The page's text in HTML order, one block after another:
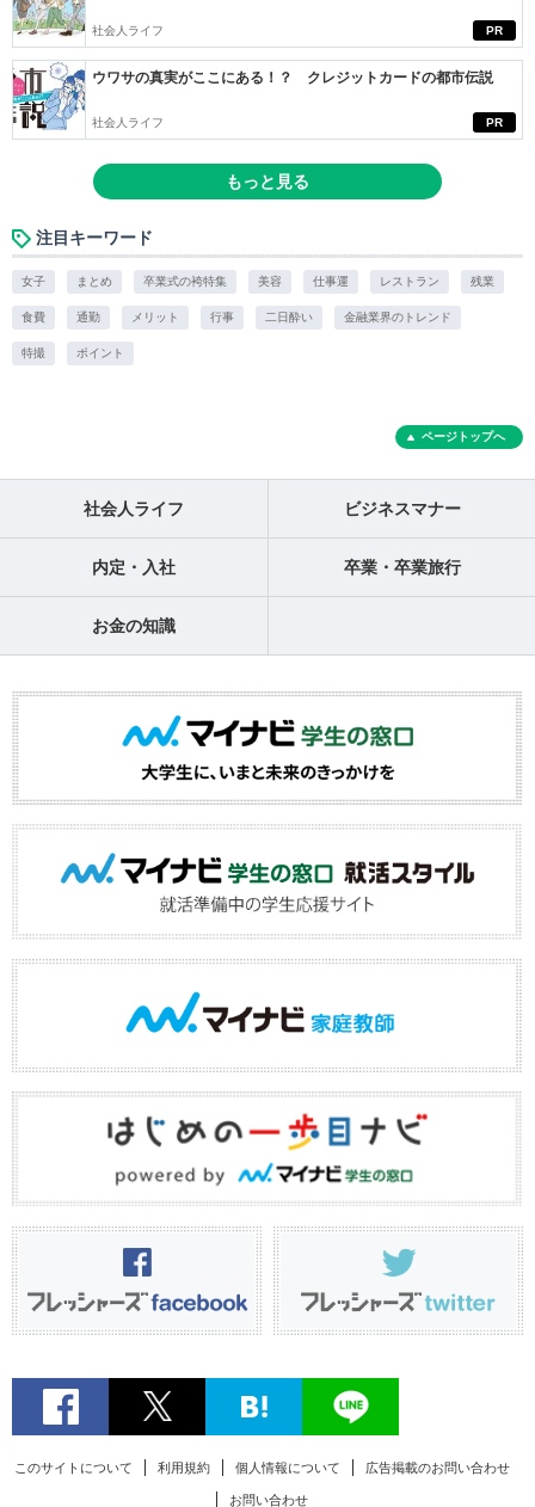
PR
社会人ライフ
PR
ウワサの真実がここにある！？ クレジットカードの都市伝説
社会人ライフ
もっと見る
注目キーワード
女子 まとめ 卒業式の袴特集 美容 仕事運 レストラン 残業
食費 通勤 メリット 行事 二日酔い 金融業界のトレンド
特撮 ポイント
ページトップへ
社会人ライフ ビジネスマナー
内定・入社 卒業・卒業旅行
お金の知識
このサイトについて 利用規約 個人情報について 広告掲載のお問い合わせ
お問い合わせ